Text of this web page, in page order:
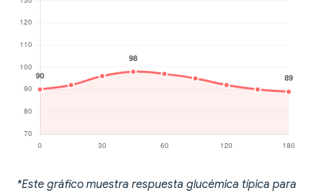
*Este gráfico muestra respuesta glucémica típica para